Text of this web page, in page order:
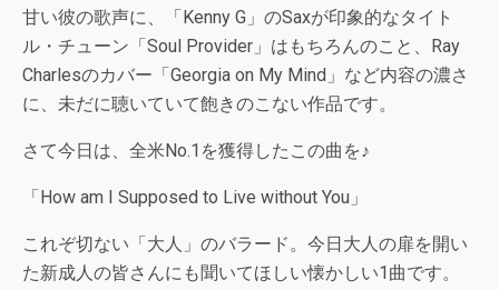
甘い彼の歌声に、「Kenny G」のSaxが印象的なタイト
ル・チューン「Soul Provider」はもちろんのこと、Ray
Charlesのカバー「Georgia on My Mind」など内容の濃さ
に、未だに聴いていて飽きのこない作品です。
さて今日は、全米No.1を獲得したこの曲を♪
「How am I Supposed to Live without You」
これぞ切ない「大人」のバラード。今日大人の扉を開い
た新成人の皆さんにも聞いてほしい懐かしい1曲です。